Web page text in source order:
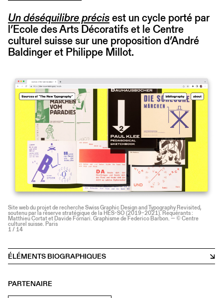
Un déséquilibre précisest un cycle porté par
l’Ecole des Arts Décoratifs et le Centre
culturel suisse sur une proposition d’André
Baldinger et Philippe Millot.
Site web du projet de recherche Swiss Graphic Design and Typography Revisited,
soutenu par la réserve stratégique de la HES-SO (2019–2021). Requérants :
Matthieu Cortat et Davide Fornari. Graphisme de Federico Barbon. — © Centre
culturel suisse. Paris
1 / 14
ÉLÉMENTS BIOGRAPHIQUES
PARTENAIRE